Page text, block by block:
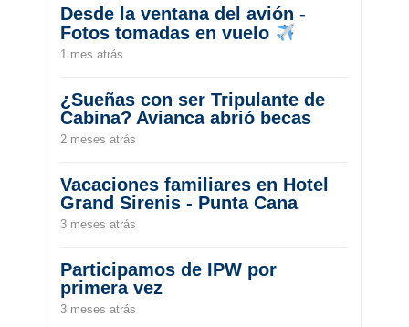
Desde la ventana del avión -
Fotos tomadas en vuelo
1 mes atrás
¿Sueñas con ser Tripulante de
Cabina? Avianca abrió becas
2 meses atrás
Vacaciones familiares en Hotel
Grand Sirenis - Punta Cana
3 meses atrás
Participamos de IPW por
primera vez
3 meses atrás